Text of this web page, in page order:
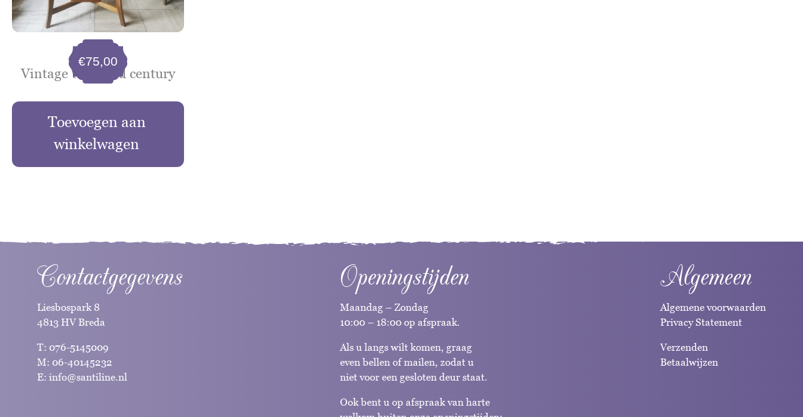
Vintage tafel mid century
€75,00
Toevoegen aan
winkelwagen
Contactgegevens
Liesbospark 8
4813 HV Breda
T: 076-5145009
M: 06-40145232
E: info@santiline.nl
Openingstijden
Maandag – Zondag
10:00 – 18:00 op afspraak.
Als u langs wilt komen, graag
even bellen of mailen, zodat u
niet voor een gesloten deur staat.
Ook bent u op afspraak van harte
Algemeen
Algemene voorwaarden
Privacy Statement
Verzenden
Betaalwijzen